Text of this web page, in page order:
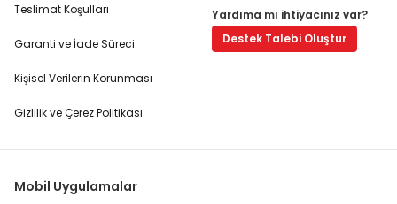
Teslimat Koşulları
Garanti ve İade Süreci
Kişisel Verilerin Korunması
Gizlilik ve Çerez Politikası
Yardıma mı ihtiyacınız var?
Destek Talebi Oluştur
Mobil Uygulamalar